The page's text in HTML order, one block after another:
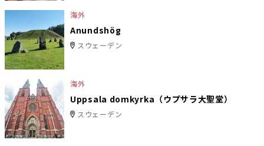
海外
Anundshög
スウェーデン
海外
Uppsala domkyrka（ウプサラ大聖堂）
スウェーデン